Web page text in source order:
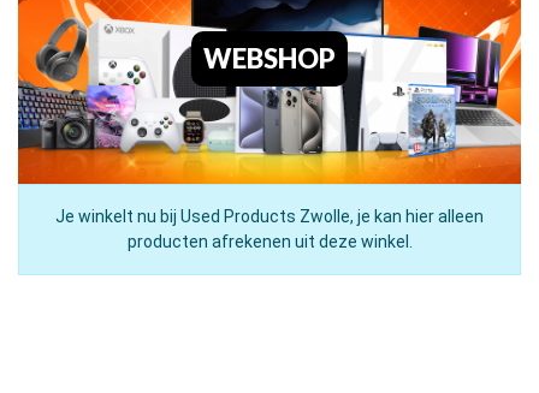
WEBSHOP
Je winkelt nu bij Used Products Zwolle, je kan hier alleen
producten afrekenen uit deze winkel.